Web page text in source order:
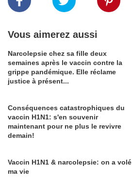
Vous aimerez aussi
Narcolepsie chez sa fille deux
semaines après le vaccin contre la
grippe pandémique. Elle réclame
justice à présent...
Conséquences catastrophiques du
vaccin H1N1: s'en souvenir
maintenant pour ne plus le revivre
demain!
Vaccin H1N1 & narcolepsie: on a volé
ma vie